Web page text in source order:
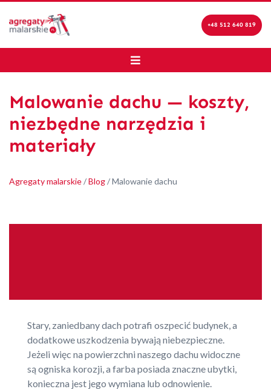
+48 512 640 819
Malowanie dachu — koszty,
niezbędne narzędzia i
materiały
Agregaty malarskie/Blog/Malowanie dachu
Stary, zaniedbany dach potrafi oszpecić budynek, a
dodatkowe uszkodzenia bywają niebezpieczne.
Jeżeli więc na powierzchni naszego dachu widoczne
są ogniska korozji, a farba posiada znaczne ubytki,
konieczna jest jego wymiana lub odnowienie.